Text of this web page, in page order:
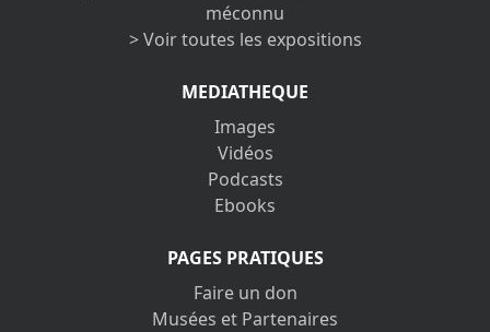
méconnu
> Voir toutes les expositions
MEDIATHEQUE
Images
Vidéos
Podcasts
Ebooks
PAGES PRATIQUES
Faire un don
Musées et Partenaires